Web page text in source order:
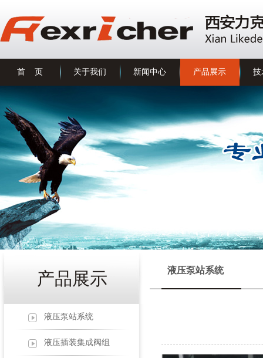
首 页 关于我们 新闻中心 产品展示 技
产品展示
液压泵站系统
液压插装集成阀组
液压泵站系统